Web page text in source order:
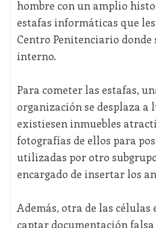
hombre con un amplio
estafas informáticas que
Centro Penitenciario donde
interno.
Para cometer las estafas,
organización se desplaza a
existiesen inmuebles
fotografías de ellos para
utilizadas por otro
encargado de insertar los
Además, otra de las células
captar documentación